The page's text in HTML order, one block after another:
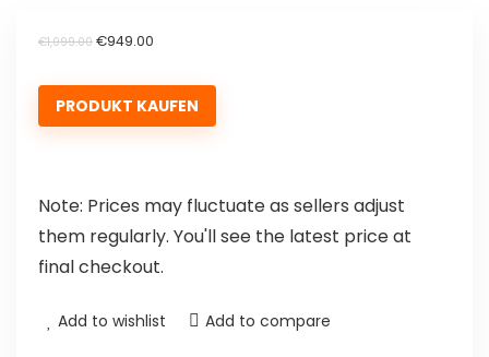
€1,099.00 €949.00
PRODUKT KAUFEN
Note: Prices may fluctuate as sellers adjust
them regularly. You'll see the latest price at
final checkout.
Add to wishlist Add to compare